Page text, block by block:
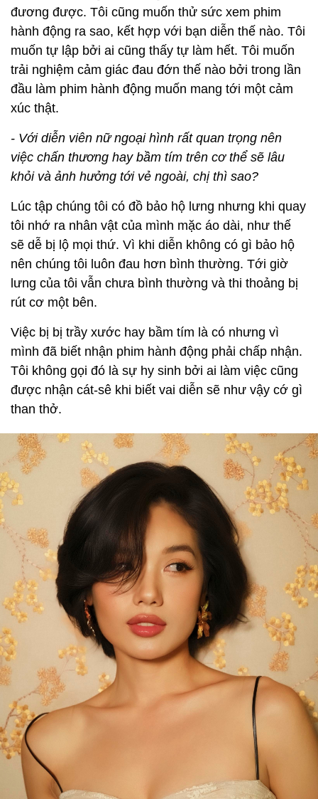
đương được. Tôi cũng muốn thử sức xem phim
hành động ra sao, kết hợp với bạn diễn thế nào. Tôi
muốn tự lập bởi ai cũng thấy tự làm hết. Tôi muốn
trải nghiệm cảm giác đau đớn thế nào bởi trong lần
đầu làm phim hành động muốn mang tới một cảm
xúc thật.
- Với diễn viên nữ ngoại hình rất quan trọng nên
việc chấn thương hay bầm tím trên cơ thể sẽ lâu
khỏi và ảnh hưởng tới vẻ ngoài, chị thì sao?
Lúc tập chúng tôi có đồ bảo hộ lưng nhưng khi quay
tôi nhớ ra nhân vật của mình mặc áo dài, như thế
sẽ dễ bị lộ mọi thứ. Vì khi diễn không có gì bảo hộ
nên chúng tôi luôn đau hơn bình thường. Tới giờ
lưng của tôi vẫn chưa bình thường và thi thoảng bị
rút cơ một bên.
Việc bị bị trầy xước hay bầm tím là có nhưng vì
mình đã biết nhận phim hành động phải chấp nhận.
Tôi không gọi đó là sự hy sinh bởi ai làm việc cũng
được nhận cát-sê khi biết vai diễn sẽ như vậy cớ gì
than thở.